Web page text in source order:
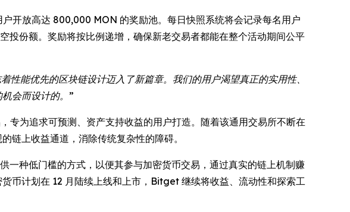
开放高达 800,000 MON 的奖励池。每日快照系统将会记录每名用户
投份额。奖励将按比例递增，确保新老交易者都能在整个活动期间公平
能优先的区块链设计迈入了新篇章。我们的用户渴望真正的实用性、
会而设计的。”
为追求可预测、资产支持收益的用户打造。随着该通用交易所不断在
链上收益通道，消除传统复杂性的障碍。
种低门槛的方式，以便其参与加密货币交易，通过真实的链上机制赚
币计划在 12 月陆续上线和上市，Bitget 继续将收益、流动性和探索工